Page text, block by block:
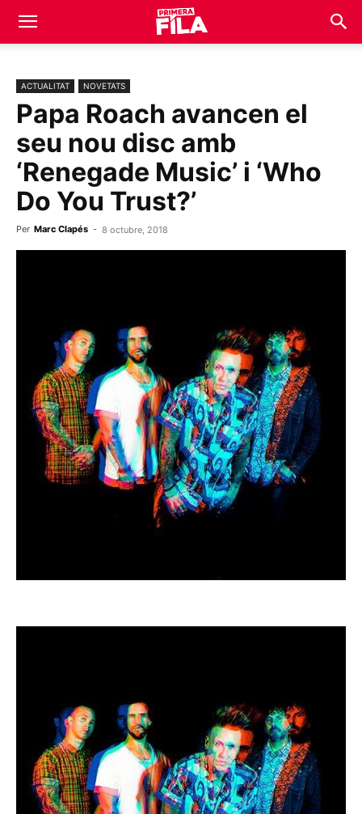
ACTUALITAT NOVETATS
Papa Roach avancen el
seu nou disc amb
‘Renegade Music’ i ‘Who
Do You Trust?’
Per Marc Clapés - 8 octubre, 2018